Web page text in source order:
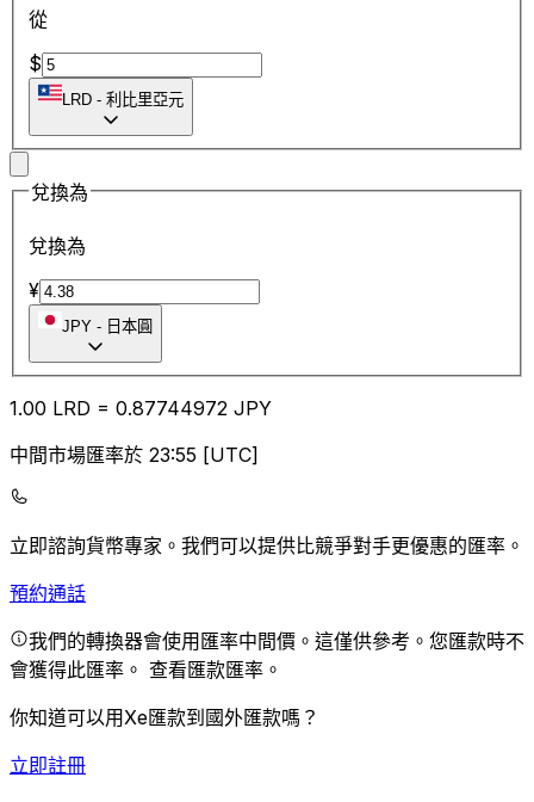
從
$
LRD - 利比里亞元
兌換為
兌換為
¥
JPY - 日本圓
1.00 LRD = 0.87744972 JPY
中間市場匯率於 23:55 [UTC]
立即諮詢貨幣專家。 我們可以提供比競爭對手更優惠的匯率。
預約通話
我們的轉換器會使用匯率中間價。這僅供參考。您匯款時不
會獲得此匯率。 查看匯款匯率。
你知道可以用Xe匯款到國外匯款嗎？
立即註冊